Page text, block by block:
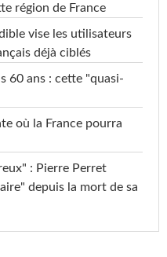
région de France
vise les utilisateurs
déjà ciblés
60 ans : cette "quasi-
où la France pourra
: Pierre Perret
depuis la mort de sa